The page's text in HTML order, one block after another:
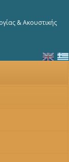
& Ακουστικής